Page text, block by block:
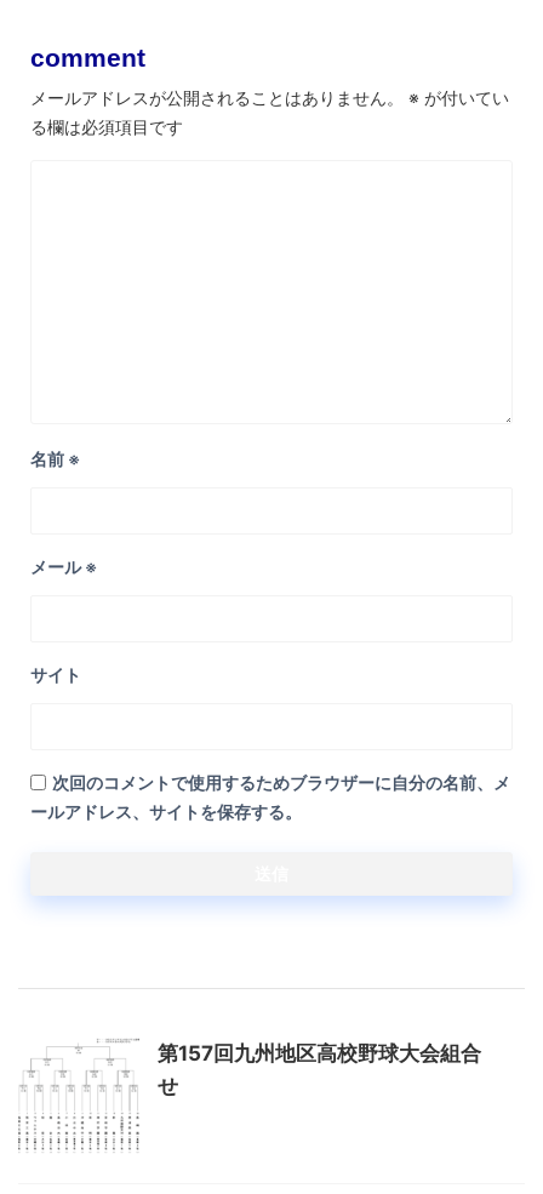
comment
メールアドレスが公開されることはありません。 ※ が付いてい
る欄は必須項目です
名前 ※
メール※
サイト
次回のコメントで使用するためブラウザーに自分の名前、メ
ールアドレス、サイトを保存する。
第157回九州地区高校野球大会組合
せ